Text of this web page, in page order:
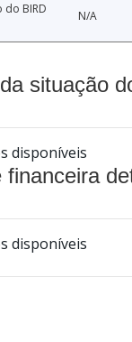
BIRD
N/A
situação
disponíveis
financeira
disponíveis